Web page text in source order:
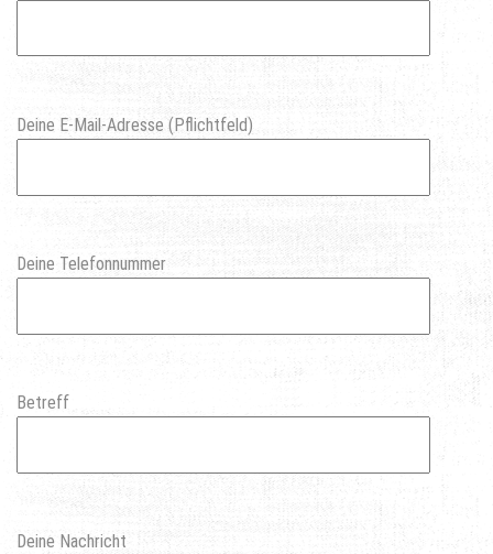
Deine E-Mail-Adresse (Pflichtfeld)
Deine Telefonnummer
Betreff
Deine Nachricht